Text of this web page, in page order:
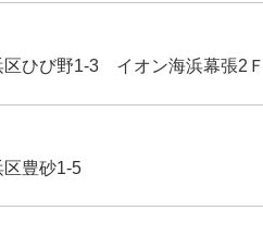
ひび野1-3 イオン海浜幕張2Ｆ
区豊砂1-5